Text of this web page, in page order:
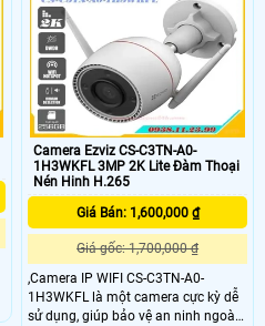
Camera Ezviz CS-C3TN-A0-
1H3WKFL 3MP 2K Lite Đàm Thoại
Nén Hinh H.265
Giá Bán: 1,600,000 ₫
Giá gốc: 1,700,000 ₫
,Camera IP WIFI CS-C3TN-A0-
1H3WKFL là một camera cực kỳ dễ
sử dụng, giúp bảo vệ an ninh ngoài